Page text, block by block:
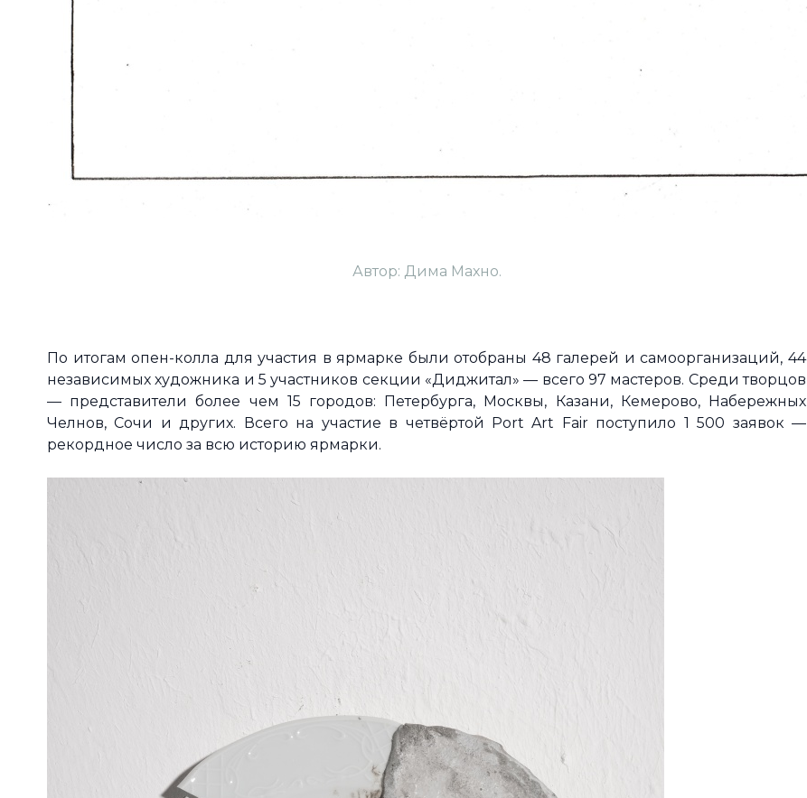
Автор: Дима Махно.
По итогам опен-колла для участия в ярмарке были отобраны 48 галерей и самоорганизаций, 44
независимых художника и 5 участников секции «Диджитал» — всего 97 мастеров. Среди творцов
— представители более чем 15 городов: Петербурга, Москвы, Казани, Кемерово, Набережных
Челнов, Сочи и других. Всего на участие в четвёртой Port Art Fair поступило 1 500 заявок —
рекордное число за всю историю ярмарки.